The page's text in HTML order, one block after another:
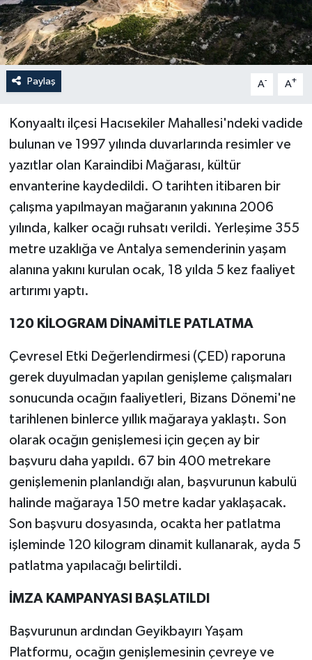
Paylaş A- A+
Konyaaltı ilçesi Hacısekiler Mahallesi'ndeki vadide
bulunan ve 1997 yılında duvarlarında resimler ve
yazıtlar olan Karaindibi Mağarası, kültür
envanterine kaydedildi. O tarihten itibaren bir
çalışma yapılmayan mağaranın yakınına 2006
yılında, kalker ocağı ruhsatı verildi. Yerleşime 355
metre uzaklığa ve Antalya semenderinin yaşam
alanına yakını kurulan ocak, 18 yılda 5 kez faaliyet
artırımı yaptı.
120 KİLOGRAM DİNAMİTLE PATLATMA
Çevresel Etki Değerlendirmesi (ÇED) raporuna
gerek duyulmadan yapılan genişleme çalışmaları
sonucunda ocağın faaliyetleri, Bizans Dönemi'ne
tarihlenen binlerce yıllık mağaraya yaklaştı. Son
olarak ocağın genişlemesi için geçen ay bir
başvuru daha yapıldı. 67 bin 400 metrekare
genişlemenin planlandığı alan, başvurunun kabulü
halinde mağaraya 150 metre kadar yaklaşacak.
Son başvuru dosyasında, ocakta her patlatma
işleminde 120 kilogram dinamit kullanarak, ayda 5
patlatma yapılacağı belirtildi.
İMZA KAMPANYASI BAŞLATILDI
Başvurunun ardından Geyikbayırı Yaşam
Platformu, ocağın genişlemesinin çevreye ve
Öğle Bülteni
Sağlık
Siyaset
Spor
Teknoloji
Televizyon
Turizm
Yaşam